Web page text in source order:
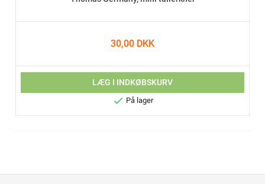
30,00 DKK
LÆG I INDKØBSKURV
 På lager